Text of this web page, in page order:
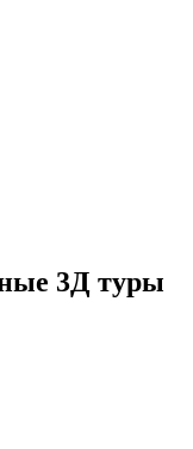
3Д туры